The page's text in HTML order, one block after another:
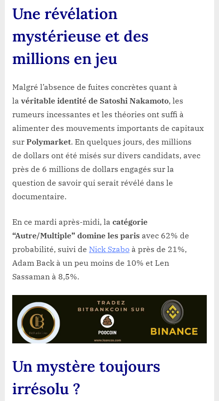
Une révélation
mystérieuse et des
millions en jeu
Malgré l’absence de fuites concrètes quant à
la véritable identité de Satoshi Nakamoto, les
rumeurs incessantes et les théories ont suffi à
alimenter des mouvements importants de capitaux
sur Polymarket. En quelques jours, des millions
de dollars ont été misés sur divers candidats, avec
près de 6 millions de dollars engagés sur la
question de savoir qui serait révélé dans le
documentaire.
En ce mardi après-midi, la catégorie
“Autre/Multiple” domine les paris avec 62% de
probabilité, suivi de Nick Szabo à près de 21%,
Adam Back à un peu moins de 10% et Len
Sassaman à 8,5%.
Un mystère toujours
irrésolu ?